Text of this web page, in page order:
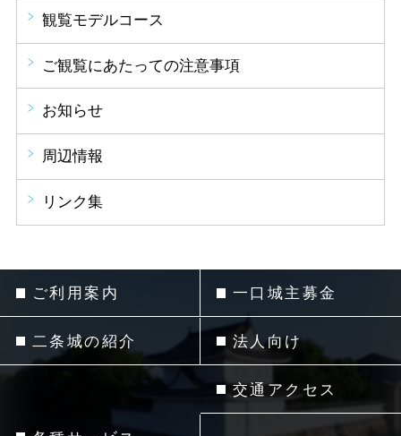
観覧モデルコース
ご観覧にあたっての注意事項
お知らせ
周辺情報
リンク集
ご利用案内
二条城の紹介
一口城主募金
法人向け
交通アクセス